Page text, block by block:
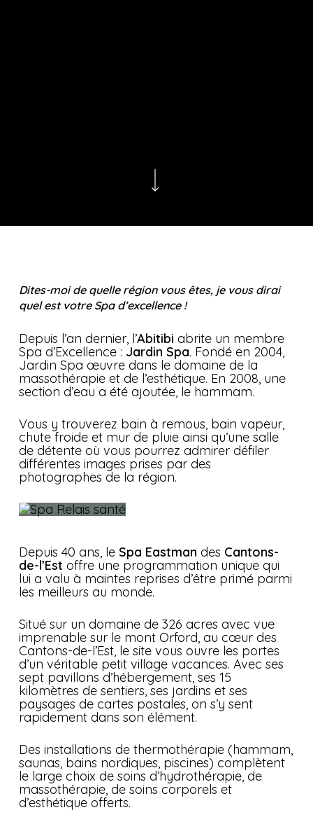
Dites-moi de quelle région vous êtes, je vous dirai
quel est votre Spa d’excellence !
Depuis l’an dernier, l’Abitibi abrite un membre
Spa d’Excellence : Jardin Spa. Fondé en 2004,
Jardin Spa œuvre dans le domaine de la
massothérapie et de l’esthétique. En 2008, une
section d’eau a été ajoutée, le hammam.
Vous y trouverez bain à remous, bain vapeur,
chute froide et mur de pluie ainsi qu’une salle
de détente où vous pourrez admirer défiler
différentes images prises par des
photographes de la région.
Depuis 40 ans, le Spa Eastman des Cantons-
de-l’Est offre une programmation unique qui
lui a valu à maintes reprises d’être primé parmi
les meilleurs au monde.
Situé sur un domaine de 326 acres avec vue
imprenable sur le mont Orford, au cœur des
Cantons-de-l’Est, le site vous ouvre les portes
d’un véritable petit village vacances. Avec ses
sept pavillons d’hébergement, ses 15
kilomètres de sentiers, ses jardins et ses
paysages de cartes postales, on s’y sent
rapidement dans son élément.
Des installations de thermothérapie (hammam,
saunas, bains nordiques, piscines) complètent
le large choix de soins d’hydrothérapie, de
massothérapie, de soins corporels et
d’esthétique offerts.